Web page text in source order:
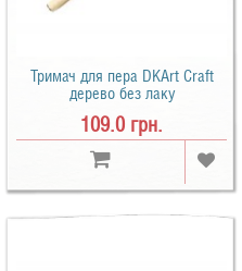
Тримач для пера DKArt Craft
дерево без лаку
109.0 грн.